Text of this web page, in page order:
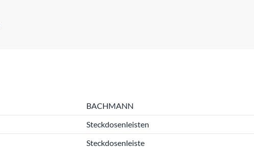
BACHMANN
Steckdosenleisten
Steckdosenleiste